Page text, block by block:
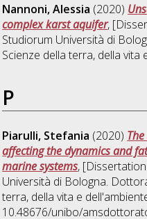
Nannoni, Alessia (2020)
complex karst aquifer,
Studiorum Università di
Scienze della terra, della vita
P
Piarulli, Stefania (2020)
affecting the dynamics and
marine systems,
Università di Bologna.
terra, della vita e
10.48676/unibo/